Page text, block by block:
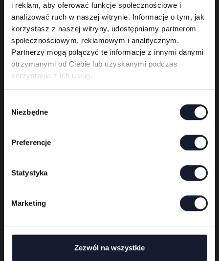
i reklam, aby oferować funkcje społecznościowe i
analizować ruch w naszej witrynie. Informacje o tym, jak
korzystasz z naszej witryny, udostępniamy partnerom
społecznościowym, reklamowym i analitycznym.
Partnerzy mogą połączyć te informacje z innymi danymi
otrzymanymi od Ciebie lub uzyskanymi podczas
korzystania z ich usług.
zgody
Niezbędne
Preferencje
Statystyka
Marketing
Zezwól na wszystkie
Karnet 3-dniowy
Kup bilet
Organizator festiwalu